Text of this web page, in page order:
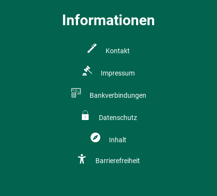
Informationen
Kontakt
Impressum
Bankverbindungen
Datenschutz
Inhalt
Barrierefreiheit